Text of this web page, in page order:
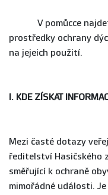
V pomůcce
prostředky ochrany
na jejeich použití.
I. KDE ZÍSKAT
Mezi časté dotazy
ředitelství Hasičského
směřující k ochraně
mimořádné události.